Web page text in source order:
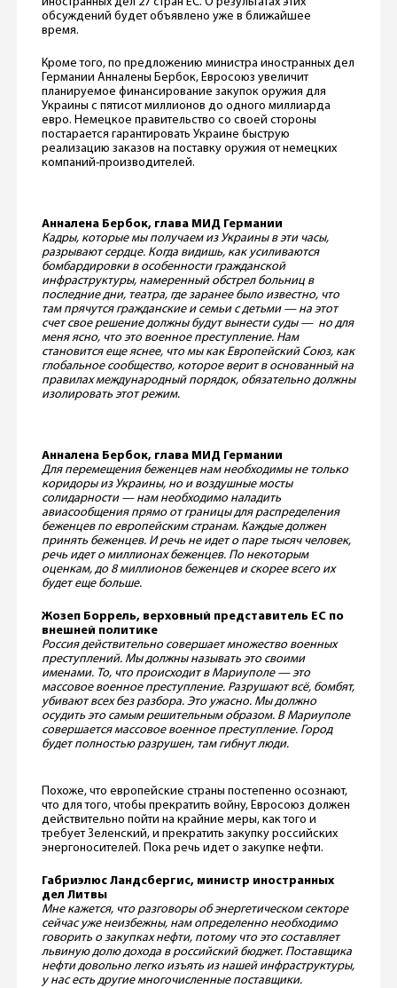
обсуждений будет объявлено уже в ближайшее
время.
Кроме того, по предложению министра иностранных дел
Германии Анналены Бербок, Евросоюз увеличит
планируемое финансирование закупок оружия для
Украины с пятисот миллионов до одного миллиарда
евро. Немецкое правительство со своей стороны
постарается гарантировать Украине быструю
реализацию заказов на поставку оружия от немецких
компаний-производителей.
Анналена Бербок, глава МИД Германии
Кадры, которые мы получаем из Украины в эти часы,
разрывают сердце. Когда видишь, как усиливаются
бомбардировки в особенности гражданской
инфраструктуры, намеренный обстрел больниц в
последние дни, театра, где заранее было известно, что
там прячутся гражданские и семьи с детьми — на этот
счет свое решение должны будут вынести суды — но для
меня ясно, что это военное преступление. Нам
становится еще яснее, что мы как Европейский Союз, как
глобальное сообщество, которое верит в основанный на
правилах международный порядок, обязательно должны
изолировать этот режим.
Анналена Бербок, глава МИД Германии
Для перемещения беженцев нам необходимы не только
коридоры из Украины, но и воздушные мосты
солидарности — нам необходимо наладить
авиасообщения прямо от границы для распределения
беженцев по европейским странам. Каждые должен
принять беженцев. И речь не идет о паре тысяч человек,
речь идет о миллионах беженцев. По некоторым
оценкам, до 8 миллионов беженцев и скорее всего их
будет еще больше.
Жозеп Боррель, верховный представитель ЕС по
внешней политике
Россия действительно совершает множество военных
преступлений. Мы должны называть это своими
именами. То, что происходит в Мариуполе — это
массовое военное преступление. Разрушают всё, бомбят,
убивают всех без разбора. Это ужасно. Мы должно
осудить это самым решительным образом. В Мариуполе
совершается массовое военное преступление. Город
будет полностью разрушен, там гибнут люди.
Похоже, что европейские страны постепенно осознают,
что для того, чтобы прекратить войну, Евросоюз должен
действительно пойти на крайние меры, как того и
требует Зеленский, и прекратить закупку российских
энергоносителей. Пока речь идет о закупке нефти.
Габриэлюс Ландсбергис, министр иностранных
дел Литвы
Мне кажется, что разговоры об энергетическом секторе
сейчас уже неизбежны, нам определенно необходимо
говорить о закупках нефти, потому что это составляет
львиную долю дохода в российский бюджет. Поставщика
нефти довольно легко изъять из нашей инфраструктуры,
у нас есть другие многочисленные поставщики.